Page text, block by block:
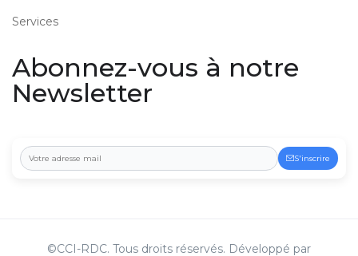
Services
Abonnez-vous à notre
Newsletter
S'inscrire
©CCI-RDC. Tous droits réservés. Développé par